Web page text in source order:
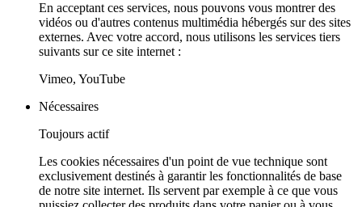
En acceptant ces services, nous pouvons vous montrer des
vidéos ou d'autres contenus multimédia hébergés sur des sites
externes. Avec votre accord, nous utilisons les services tiers
suivants sur ce site internet :
Vimeo, YouTube
Nécessaires
Toujours actif
Les cookies nécessaires d'un point de vue technique sont
exclusivement destinés à garantir les fonctionnalités de base
de notre site internet. Ils servent par exemple à ce que vous